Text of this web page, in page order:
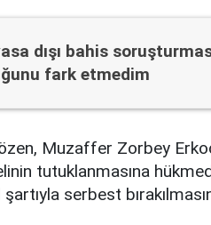
dışı bahis
fark etmedim
Muzaffer Zorbey
tutuklanmasına
serbest